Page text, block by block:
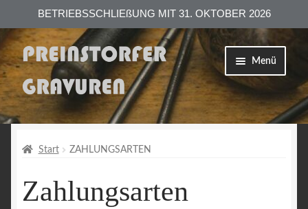
BETRIEBSSCHLIEßUNG MIT 31. OKTOBER 2026
Zur
Navigation
springen
Zum
Inhalt
springen
Menü
Versand
Zahlungsarten
Start ZAHLUNGSARTEN
Zahlungsarten